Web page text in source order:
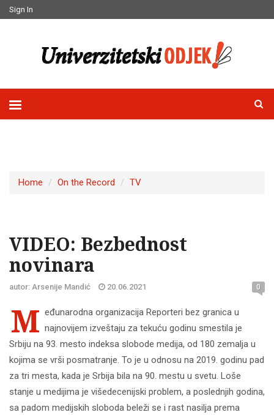
Sign In
Home On the Record TV
VIDEO: Bezbednost
novinara
autor: Arsenije Mandić 20.06.2021 0
M eđunarodna organizacija Reporteri bez granica u
najnovijem izveštaju za tekuću godinu smestila je
Srbiju na 93. mesto indeksa slobode medija, od 180 zemalja u
kojima se vrši posmatranje. To je u odnosu na 2019. godinu pad
za tri mesta, kada je Srbija bila na 90. mestu u svetu. Loše
stanje u medijima je višedecenijski problem, a poslednjih godina,
sa padom medijskih sloboda beleži se i rast nasilja prema